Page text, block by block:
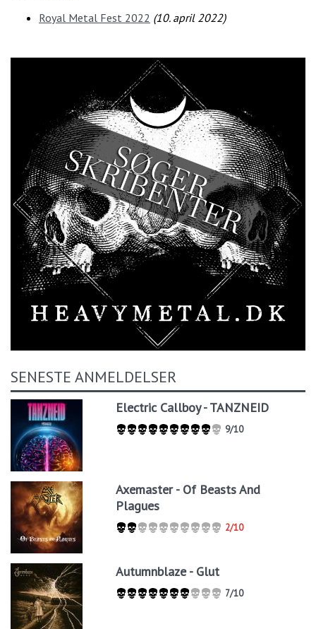
Royal Metal Fest 2022 (10. april 2022)
SENESTE ANMELDELSER
Electric Callboy - TANZNEID
9/10
Axemaster - Of Beasts And
Plagues
2/10
Autumnblaze - Glut
7/10